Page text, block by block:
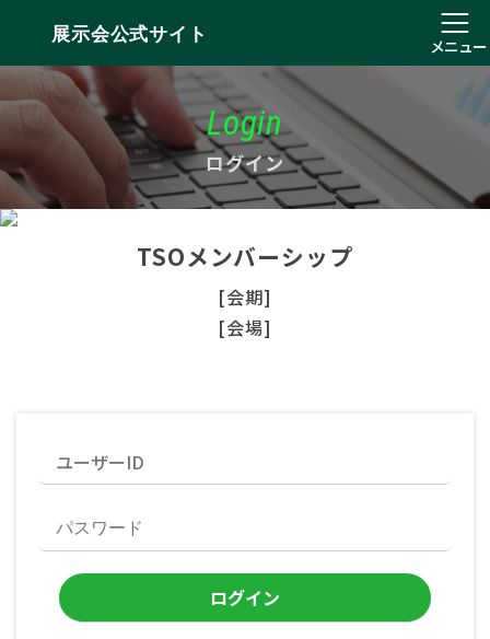
展示会公式サイト
メニュー
Login
ログイン
TSOメンバーシップ
[会期]
[会場]